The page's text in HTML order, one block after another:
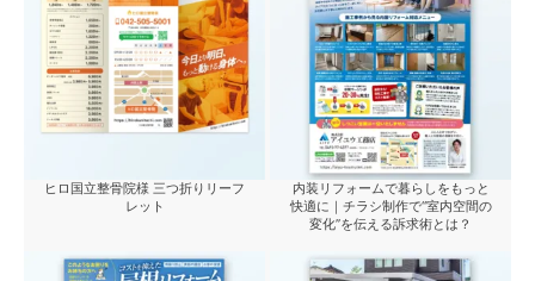
ヒロ国立整骨院様 三つ折りリーフ
レット
内装リフォームで暮らしをもっと
快適に｜チラシ制作で“室内空間の
変化”を伝える訴求術とは？